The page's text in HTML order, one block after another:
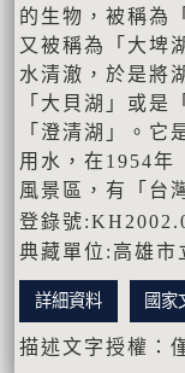
的生物，被稱為
又被稱為「大埤
水清澈，於是將
「大貝湖」或是
「澄清湖」。它
用水，在1954年
風景區，有「台
登錄號
典藏單位:高雄市
詳細資料 國家
描述文字授權：